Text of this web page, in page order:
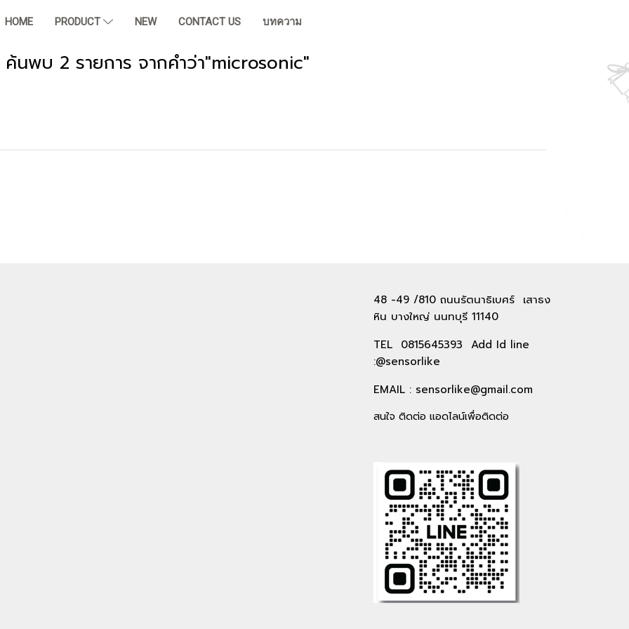
HOME PRODUCT NEW CONTACT US บทความ
ค้นพบ 2 รายการ จากคำว่า"microsonic"
48 -49 /810 ถนนรัตนาธิเบศร์ เสาธง
หิน บางใหญ่ นนทบุรี 11140
TEL 0815645393 Add Id line
:@sensorlike
EMAIL : sensorlike@gmail.com
สนใจ ติดต่อ แอดไลน์เพื่อติดต่อ